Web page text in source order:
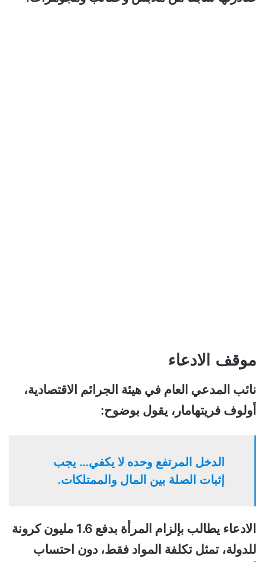
موقف الادعاء
نائب المدعي العام في هيئة الجرائم الاقتصادية،
أولوف فريتهامار، يقول بوضوح:
الدخل المرتفع وحده لا يكفي… يجب
إثبات الصلة بين المال والممتلكات.
الادعاء يطالب بإلزام المرأة بدفع 1.6 مليون كرونة
للدولة، تمثل تكلفة المواد فقط، دون احتساب